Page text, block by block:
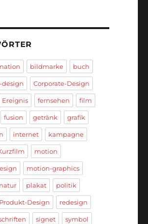
bildmarke buch
design Corporate-Design
Ereignis fernsehen film
fusion getränk grafik
internet kampagne
motion
motion-graphics
natur plakat politik
Produkt-Design redesign
signet symbol